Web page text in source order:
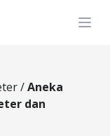
/Aneka
dan